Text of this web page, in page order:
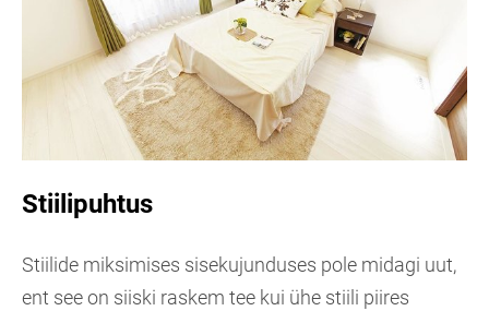
Stiilipuhtus
Stiilide miksimises sisekujunduses pole midagi uut,
ent see on siiski raskem tee kui ühe stiili piires